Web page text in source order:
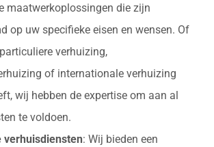
maatwerkoplossingen die zijn
op uw specifieke eisen en wensen. Of
verhuizing,
of internationale verhuizing
wij hebben de expertise om aan al
te voldoen.
verhuisdiensten: Wij bieden een